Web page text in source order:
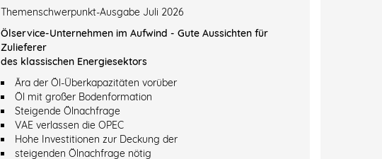
Themenschwerpunkt-Ausgabe Juli 2026
Ölservice-Unternehmen im Aufwind - Gute Aussichten für
Zulieferer
des klassischen Energiesektors
Ära der Öl-Überkapazitäten vorüber
Öl mit großer Bodenformation
Steigende Ölnachfrage
VAE verlassen die OPEC
Hohe Investitionen zur Deckung der
steigenden Ölnachfrage nötig